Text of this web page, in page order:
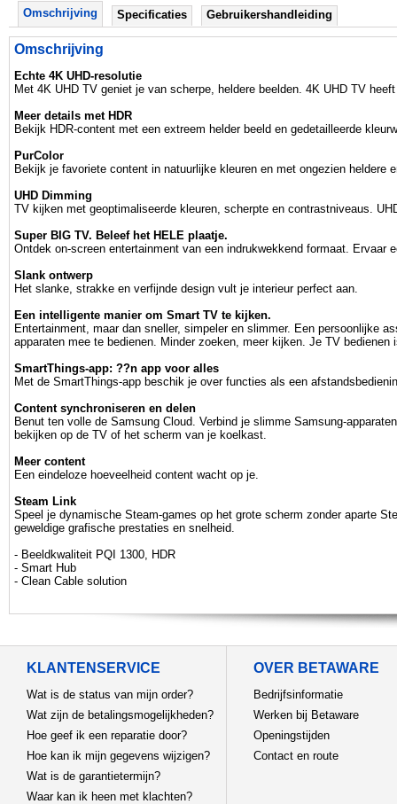
Omschrijving Specificaties Gebruikershandleiding
Omschrijving
Echte 4K UHD-resolutie
Met 4K UHD TV geniet je van scherpe, heldere beelden. 4K UHD TV
Meer details met HDR
Bekijk HDR-content met een extreem helder beeld en gedetailleerde
PurColor
Bekijk je favoriete content in natuurlijke kleuren en met ongezien
UHD Dimming
TV kijken met geoptimaliseerde kleuren, scherpte en contrastniveaus.
Super BIG TV. Beleef het HELE plaatje.
Ontdek on-screen entertainment van een indrukwekkend formaat.
Slank ontwerp
Het slanke, strakke en verfijnde design vult je interieur perfect aan.
Een intelligente manier om Smart TV te kijken.
Entertainment, maar dan sneller, simpeler en slimmer. Een persoonlijke
apparaten mee te bedienen. Minder zoeken, meer kijken. Je TV bedienen
SmartThings-app: ??n app voor alles
Met de SmartThings-app beschik je over functies als een
Content synchroniseren en delen
Benut ten volle de Samsung Cloud. Verbind je slimme Samsung-
bekijken op de TV of het scherm van je koelkast.
Meer content
Een eindeloze hoeveelheid content wacht op je.
Steam Link
Speel je dynamische Steam-games op het grote scherm zonder aparte
geweldige grafische prestaties en snelheid.
- Beeldkwaliteit PQI 1300, HDR
- Smart Hub
- Clean Cable solution
KLANTENSERVICE
Wat is de status van mijn order?
Wat zijn de betalingsmogelijkheden?
Hoe geef ik een reparatie door?
Hoe kan ik mijn gegevens wijzigen?
Wat is de garantietermijn?
Waar kan ik heen met klachten?
OVER BETAWARE
Bedrijfsinformatie
Werken bij Betaware
Openingstijden
Contact en route